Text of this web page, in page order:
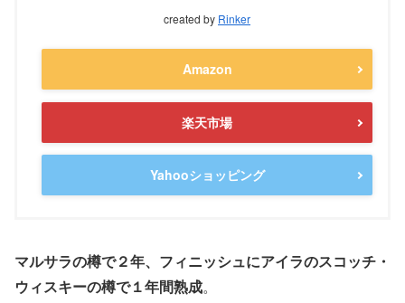
created by Rinker
Amazon
楽天市場
Yahooショッピング
マルサラの樽で２年、フィニッシュにアイラのスコッチ・
ウィスキーの樽で１年間熟成。